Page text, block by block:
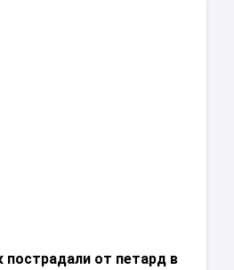
пострадали от петард в